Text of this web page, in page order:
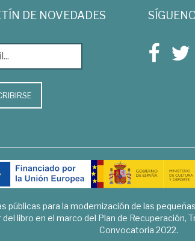
DE NOVEDADES
públicas para la modernización de las
libro en el marco del Plan de Recuperación,
Convocatoria 2022.